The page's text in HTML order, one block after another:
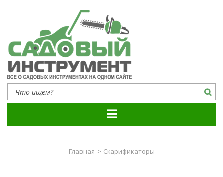
Садовый инструмент
Все о садовых инструментах на одном сайте
Главная > Скарификаторы